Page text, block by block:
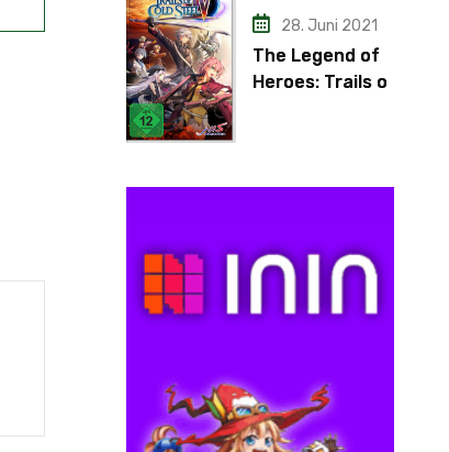
28. Juni 2021
The Legend of
Heroes: Trails of